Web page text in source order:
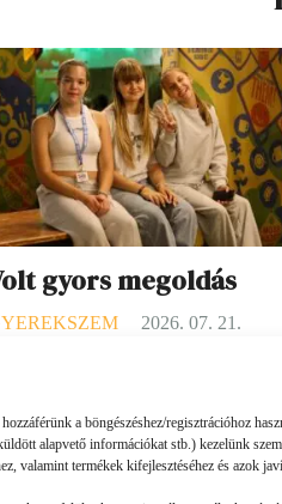
a böngészéshez/regisztrációhoz
alapvető információkat stb.) kezelünk
valamint termékek kifejlesztéséhez és azok
gyors megoldás
2026. 07. 21.
segítettek. (Ebben a táborban a
a táboroztatók.) Láttam olyat
hogy valaki nem jött ki…